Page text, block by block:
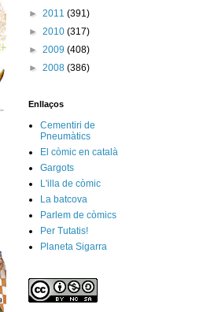
► 2011 (391)
► 2010 (317)
► 2009 (408)
► 2008 (386)
Enllaços
Cementiri de
Pneumàtics
El còmic en català
Gargots
L'illa de còmic
La batcova
Parlem de còmics
Per Tutatis!
Planeta Sigarra